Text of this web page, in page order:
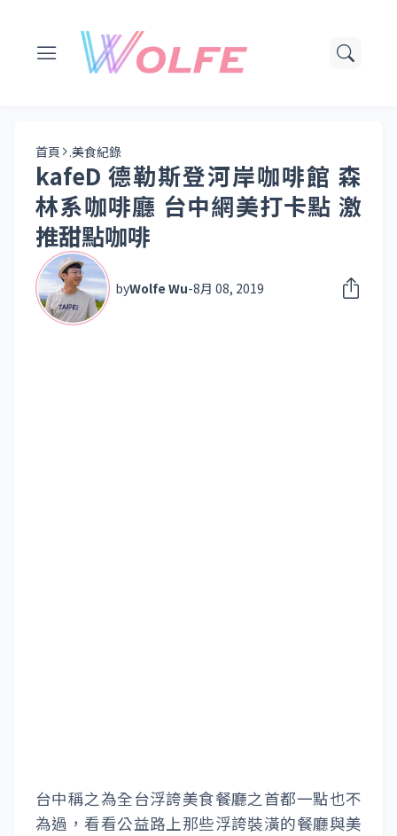
首頁 .美食紀錄
kafeD 德勒斯登河岸咖啡館 森
林系咖啡廳 台中網美打卡點 激
推甜點咖啡
byWolfe Wu-8月 08, 2019
台中稱之為全台浮誇美食餐廳之首都一點也不
為過，看看公益路上那些浮誇裝潢的餐廳與美